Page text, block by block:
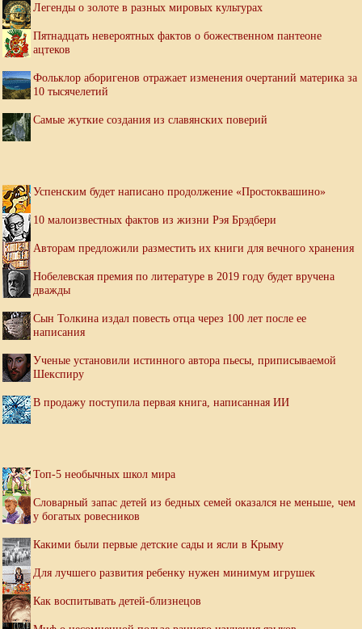
Легенды о золоте в разных мировых культурах
Пятнадцать невероятных фактов о божественном пантеоне
ацтеков
Фольклор аборигенов отражает изменения очертаний материка за
10 тысячелетий
Самые жуткие создания из славянских поверий
Успенским будет написано продолжение «Простоквашино»
10 малоизвестных фактов из жизни Рэя Брэдбери
Авторам предложили разместить их книги для вечного хранения
Нобелевская премия по литературе в 2019 году будет вручена
дважды
Сын Толкина издал повесть отца через 100 лет после ее
написания
Ученые установили истинного автора пьесы, приписываемой
Шекспиру
В продажу поступила первая книга, написанная ИИ
Топ-5 необычных школ мира
Словарный запас детей из бедных семей оказался не меньше, чем
у богатых ровесников
Какими были первые детские сады и ясли в Крыму
Для лучшего развития ребенку нужен минимум игрушек
Как воспитывать детей-близнецов